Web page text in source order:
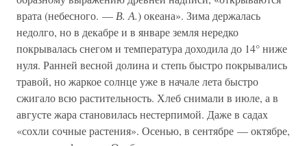
врата (небесного. — В. А.) океана». Зима держалась
недолго, но в декабре и в январе земля нередко
покрывалась снегом и температура доходила до 14° ниже
нуля. Ранней весной долина и степь быстро покрывались
травой, но жаркое солнце уже в начале лета быстро
сжигало всю растительность. Хлеб снимали в июле, а в
августе жара становилась нестерпимой. Даже в садах
«сохли сочные растения». Осенью, в сентябре — октябре,